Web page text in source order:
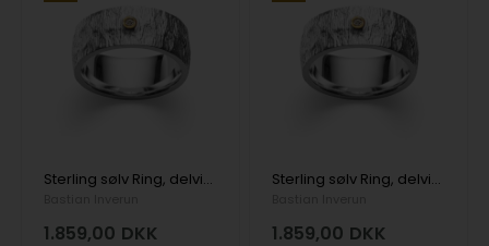
Sterling sølv Ring, delvis forgyldt, rhodineret. satin 0,02ct W-SI
1.859,00 DKK
Sterling sølv Ring, delvis forgyldt, rhodineret. satin 0,02ct W-SI
1.859,00 DKK